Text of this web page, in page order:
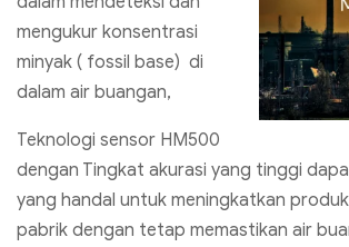
mengukur konsentrasi
minyak ( fossil base) di
dalam air buangan,
Teknologi sensor HM500
dengan Tingkat akurasi yang tinggi
yang handal untuk meningkatkan
pabrik dengan tetap memastikan air